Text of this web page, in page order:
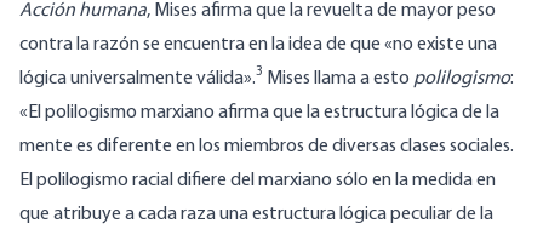
Acción humana, Mises afirma que la revuelta de mayor peso
contra la razón se encuentra en la idea de que «no existe una
lógica universalmente válida».3 Mises llama a esto polilogismo:
«El polilogismo marxiano afirma que la estructura lógica de la
mente es diferente en los miembros de diversas clases sociales.
El polilogismo racial difiere del marxiano sólo en la medida en
que atribuye a cada raza una estructura lógica peculiar de la